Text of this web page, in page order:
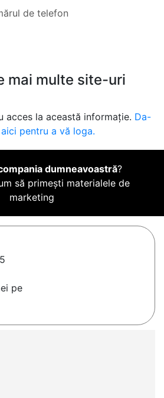
de telefon
mai multe site-uri
acces la această informație. Da-
pentru a vă loga.
dumneavoastră?
să primești materialele de
marketing
pe